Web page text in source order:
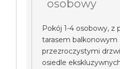
osobowy
Pokój 1-4 osobowy, z
tarasem balkonowym
przezroczystymi
osiedle